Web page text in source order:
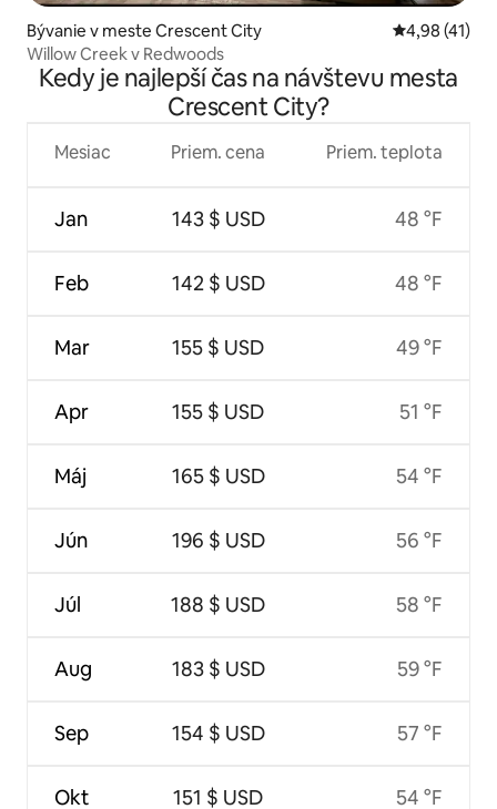
Bývanie v meste Crescent City Priemerné
4,98 (41)
Willow Creek v Redwoods
Kedy je najlepší čas na návštevu mesta
Crescent City?
Mesiac
Jan
Feb
Mar
Apr
Máj
Jún
Júl
Aug
Sep
Okt
Priem. cena
143 $ USD
142 $ USD
155 $ USD
155 $ USD
165 $ USD
196 $ USD
188 $ USD
183 $ USD
154 $ USD
151 $ USD
Priem. teplota
48 °F
48 °F
49 °F
51 °F
54 °F
56 °F
58 °F
59 °F
57 °F
54 °F